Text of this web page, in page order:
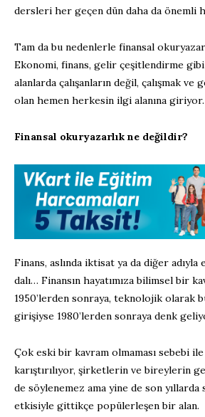
dersleri her geçen dün daha da önemli
Tam da bu nedenlerle finansal
Ekonomi, finans, gelir çeşitlendirme gibi
alanlarda çalışanların değil, çalışmak ve
olan hemen herkesin ilgi alanına giriyor.
Finansal okuryazarlık ne değildir?
Finans, aslında iktisat ya da diğer
dalı… Finansın hayatımıza bilimsel bir
1950’lerden sonraya, teknolojik olarak
girişiyse 1980’lerden sonraya denk
Çok eski bir kavram olmaması sebebi
karıştırılıyor, şirketlerin ve bireylerin
de söylenemez ama yine de son yıllarda
etkisiyle gittikçe popülerleşen bir alan.